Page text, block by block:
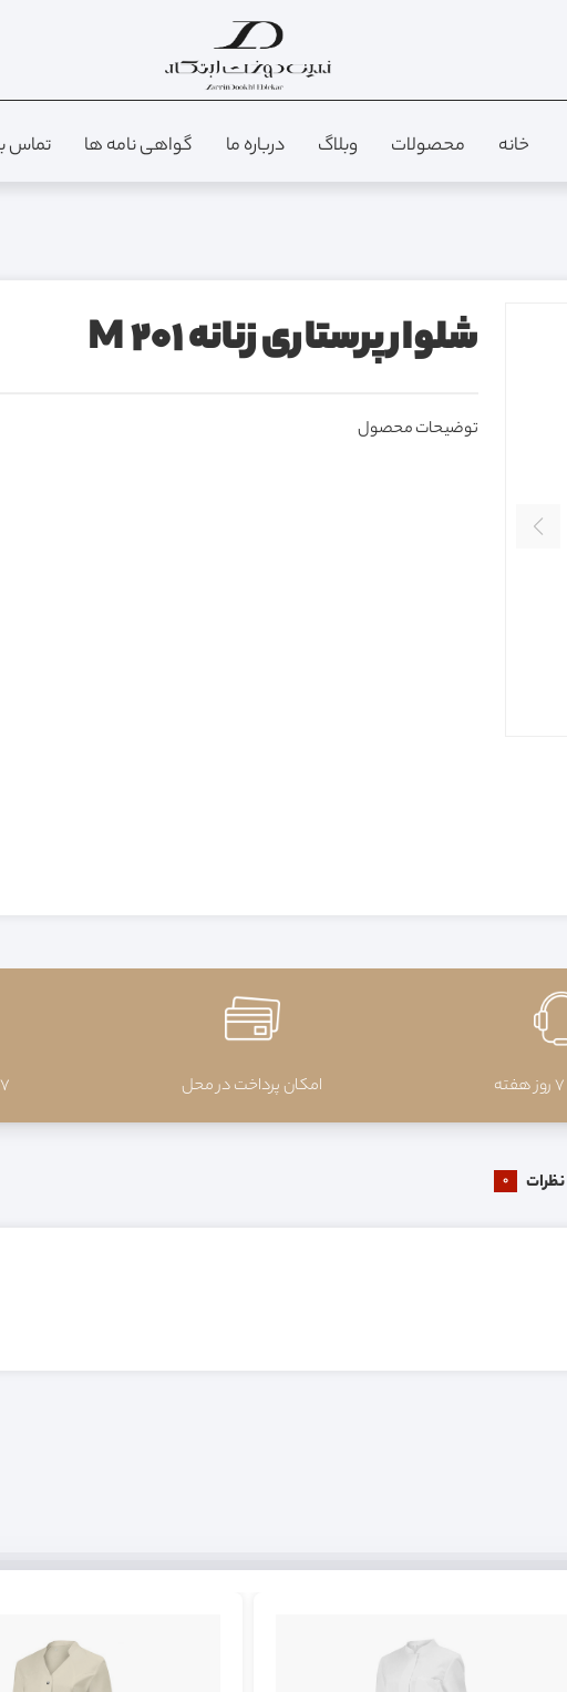
خانه محصولات وبلاگ درباره ما گواهی نامه ها تماس
شلوار پرستاری زنانه M 201
توضیحات محصول
امکان پرداخت در محل 7 روز ضمانت بازگشت کالا
نظرات 0